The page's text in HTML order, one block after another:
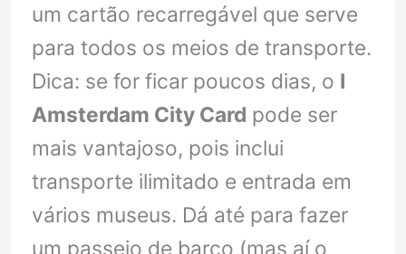
um cartão recarregável que serve
para todos os meios de transporte.
Dica: se for ficar poucos dias, o I
Amsterdam City Card pode ser
mais vantajoso, pois inclui
transporte ilimitado e entrada em
vários museus. Dá até para fazer
um passeio de barco (mas aí o